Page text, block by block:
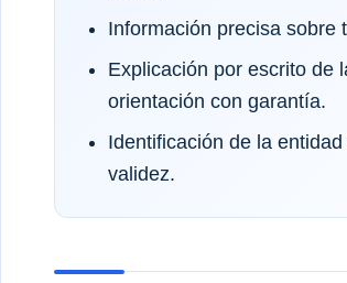
Información precisa sobre
Explicación por escrito de
orientación con garantía.
Identificación de la
validez.